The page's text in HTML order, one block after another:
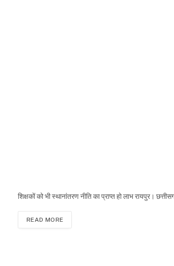
शिक्षकों को भी स्थानांतरण नीति का प्राप्त हो लाभ रायपुर।
READ MORE